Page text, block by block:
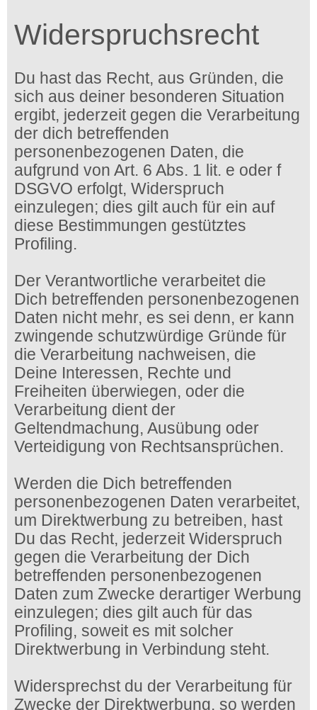
Widerspruchsrecht
Du hast das Recht, aus Gründen, die
sich aus deiner besonderen Situation
ergibt, jederzeit gegen die Verarbeitung
der dich betreffenden
personenbezogenen Daten, die
aufgrund von Art. 6 Abs. 1 lit. e oder f
DSGVO erfolgt, Widerspruch
einzulegen; dies gilt auch für ein auf
diese Bestimmungen gestütztes
Profiling.
Der Verantwortliche verarbeitet die
Dich betreffenden personenbezogenen
Daten nicht mehr, es sei denn, er kann
zwingende schutzwürdige Gründe für
die Verarbeitung nachweisen, die
Deine Interessen, Rechte und
Freiheiten überwiegen, oder die
Verarbeitung dient der
Geltendmachung, Ausübung oder
Verteidigung von Rechtsansprüchen.
Werden die Dich betreffenden
personenbezogenen Daten verarbeitet,
um Direktwerbung zu betreiben, hast
Du das Recht, jederzeit Widerspruch
gegen die Verarbeitung der Dich
betreffenden personenbezogenen
Daten zum Zwecke derartiger Werbung
einzulegen; dies gilt auch für das
Profiling, soweit es mit solcher
Direktwerbung in Verbindung steht.
Widersprechst du der Verarbeitung für
Zwecke der Direktwerbung, so werden